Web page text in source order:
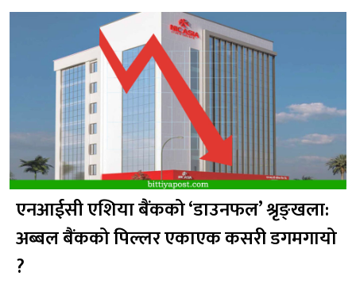
एनआईसी एशिया बैंकको ‘डाउनफल’ श्रृङ्खला:
अब्बल बैंकको पिल्लर एकाएक कसरी डगमगायो
?